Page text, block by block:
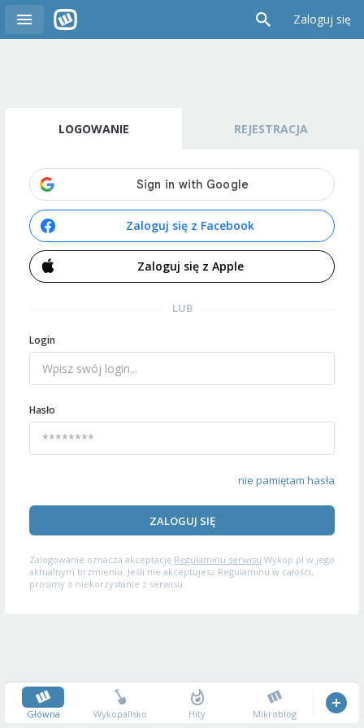
Zaloguj się
LOGOWANIE REJESTRACJA
Zaloguj się z Facebook
Zaloguj się z Apple
LUB
Login
Hasło
nie pamiętam hasła
ZALOGUJ SIĘ
Zalogowanie oznacza akceptację Regulaminu serwisu Wykop.pl w jego
aktualnym brzmieniu. Jeśli nie akceptujesz Regulaminu w całości,
prosimy o niekorzystanie z serwisu.
Główna Wykopalisko Hity Mikroblog